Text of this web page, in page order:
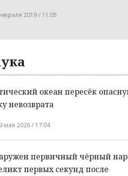
2019 / 11:05
океан пересёк
невозврата
мая 2026 / 17:04
первичный чёрный
первых секунд после